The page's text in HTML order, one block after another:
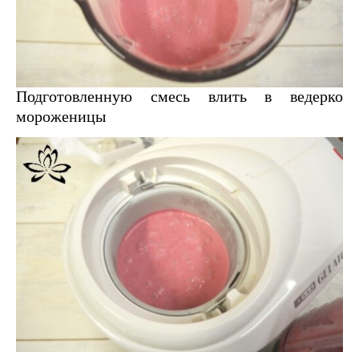
Подготовленную смесь влить в ведерко
мороженицы